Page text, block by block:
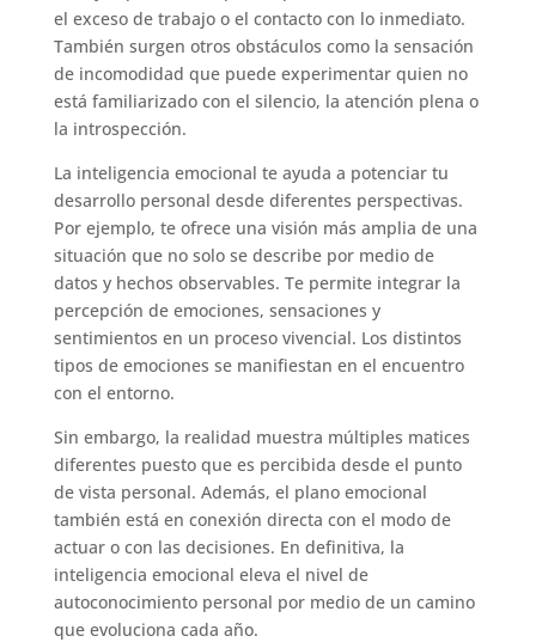
el exceso de trabajo o el contacto con lo inmediato.
También surgen otros obstáculos como la sensación
de incomodidad que puede experimentar quien no
está familiarizado con el silencio, la atención plena o
la introspección.
La inteligencia emocional te ayuda a potenciar tu
desarrollo personal desde diferentes perspectivas.
Por ejemplo, te ofrece una visión más amplia de una
situación que no solo se describe por medio de
datos y hechos observables. Te permite integrar la
percepción de emociones, sensaciones y
sentimientos en un proceso vivencial. Los distintos
tipos de emociones se manifiestan en el encuentro
con el entorno.
Sin embargo, la realidad muestra múltiples matices
diferentes puesto que es percibida desde el punto
de vista personal. Además, el plano emocional
también está en conexión directa con el modo de
actuar o con las decisiones. En definitiva, la
inteligencia emocional eleva el nivel de
autoconocimiento personal por medio de un camino
que evoluciona cada año.